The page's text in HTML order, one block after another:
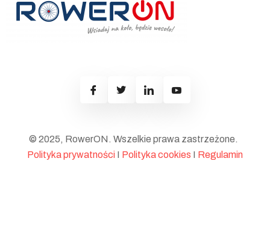
© 2025, RowerON. Wszelkie prawa zastrzeżone.
Polityka prywatności I Polityka cookies I Regulamin